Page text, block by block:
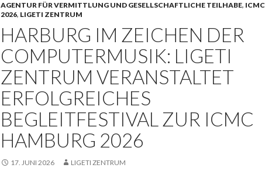
AGENTUR FÜR VERMITTLUNG UND GESELLSCHAFTLICHE TEILHABE, ICMC
2026, LIGETI ZENTRUM
HARBURG IM ZEICHEN DER
COMPUTERMUSIK: LIGETI
ZENTRUM VERANSTALTET
ERFOLGREICHES
BEGLEITFESTIVAL ZUR ICMC
HAMBURG 2026
17. JUNI 2026 LIGETI ZENTRUM